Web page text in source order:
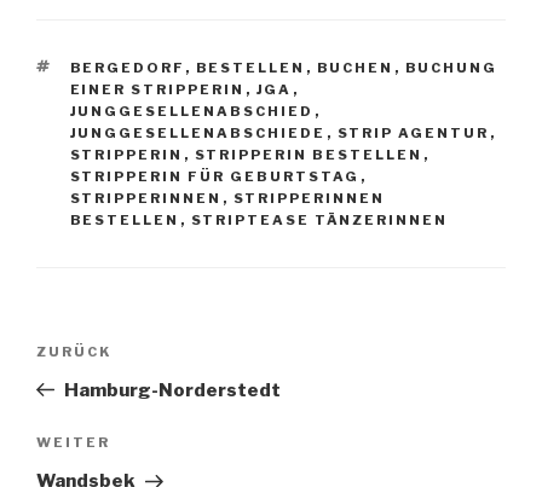
SCHLAGWÖRTER
BERGEDORF , BESTELLEN , BUCHEN , BUCHUNG
EINER STRIPPERIN , JGA ,
JUNGGESELLENABSCHIED ,
JUNGGESELLENABSCHIEDE , STRIP AGENTUR ,
STRIPPERIN , STRIPPERIN BESTELLEN ,
STRIPPERIN FÜR GEBURTSTAG ,
STRIPPERINNEN , STRIPPERINNEN
BESTELLEN , STRIPTEASE TÄNZERINNEN
Beitragsnavigation
Vorheriger
Beitrag
ZURÜCK
Hamburg-Norderstedt
Nächster
Beitrag
WEITER
Wandsbek